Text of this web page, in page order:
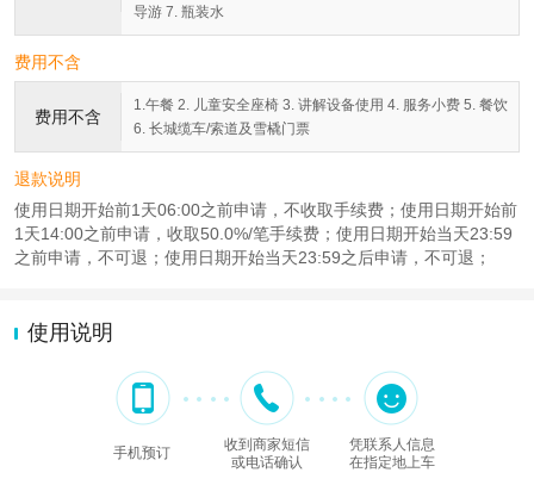
导游 7. 瓶装水
费用不含
费用不含
1.午餐 2. 儿童安全座椅 3. 讲解设备使用 4. 服务小费 5. 餐饮
6. 长城缆车/索道及雪橇门票
退款说明
使用日期开始前1天06:00之前申请，不收取手续费；使用日期开始前
1天14:00之前申请，收取50.0%/笔手续费；使用日期开始当天23:59
之前申请，不可退；使用日期开始当天23:59之后申请，不可退；
使用说明
手机预订
收到商家短信
或电话确认
凭联系人信息
在指定地上车